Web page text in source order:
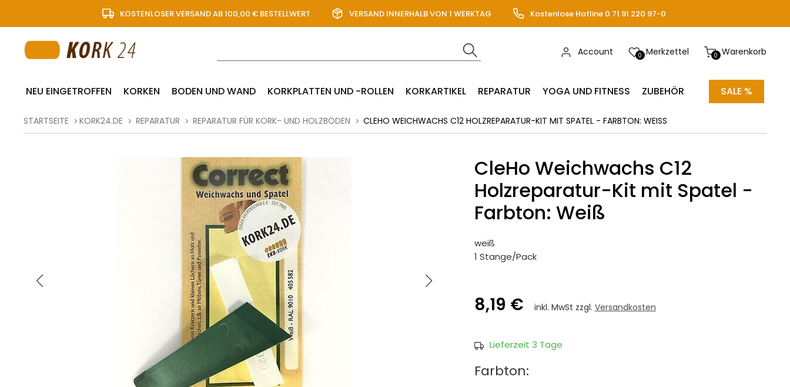
KOSTENLOSER VERSAND AB 100,00 € BESTELLWERT VERSAND INNERHALB VON 1 WERKTAG Kostenlose Hotline 0 71 91 220 97-0
0 Warenkorb
0 Merkzettel
Account
NEU EINGETROFFEN KORKEN BODEN UND WAND KORKPLATTEN UND -ROLLEN KORKARTIKEL REPARATUR YOGA UND FITNESS ZUBEHÖR SALE %
STARTSEITE KORK24.DE REPARATUR REPARATUR FÜR KORK- UND HOLZBÖDEN CLEHO WEICHWACHS C12 HOLZREPARATUR-KIT MIT SPATEL - FARBTON: WEISS
CleHo Weichwachs C12
Holzreparatur-Kit mit Spatel -
Farbton: Weiß
weiß
1 Stange/Pack
8,19 € inkl. MwSt zzgl. Versandkosten
Lieferzeit 3 Tage
Farbton: